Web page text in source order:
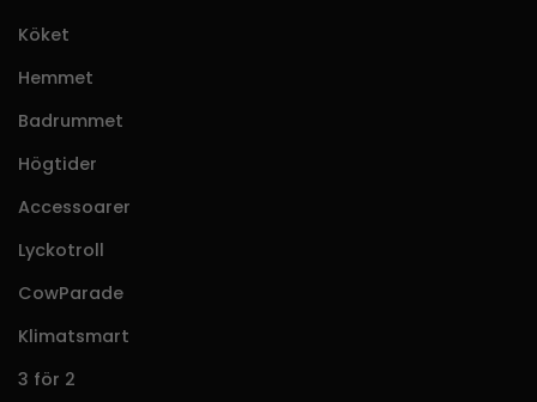
Köket
Hemmet
Badrummet
Högtider
Accessoarer
Lyckotroll
CowParade
Klimatsmart
3 för 2